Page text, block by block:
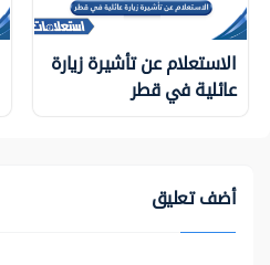
الاستعلام عن تأشيرة زيارة
عائلية في قطر
أضف تعليق